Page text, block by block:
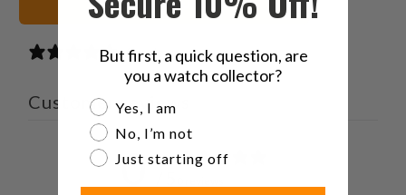
صديق
0 reviews
Customer reviews
0
But first, a quick question, are
you a watch collector?
Are you a watch collector?
Yes, I am
No, I’m not
Just starting off